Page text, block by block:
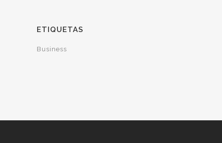
ETIQUETAS
Business